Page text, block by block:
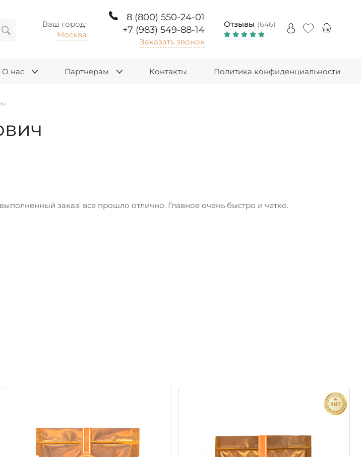
Ваш город:
Москва
8 (800) 550-24-01
+7 (983) 549-88-14
Заказать звонок
Отзывы (646)
О нас Партнерам Контакты Политика конфиденциальности
заказ' все прошло отлично. Главное очень быстро и четко.